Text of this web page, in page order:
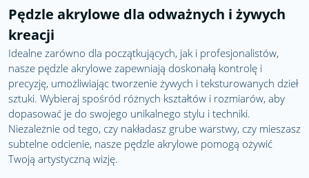
Pędzle akrylowe dla odważnych i żywych
kreacji
Idealne zarówno dla początkujących, jak i profesjonalistów,
nasze pędzle akrylowe zapewniają doskonałą kontrolę i
precyzję, umożliwiając tworzenie żywych i teksturowanych dzieł
sztuki. Wybieraj spośród różnych kształtów i rozmiarów, aby
dopasować je do swojego unikalnego stylu i techniki.
Niezależnie od tego, czy nakładasz grube warstwy, czy mieszasz
subtelne odcienie, nasze pędzle akrylowe pomogą ożywić
Twoją artystyczną wizję.